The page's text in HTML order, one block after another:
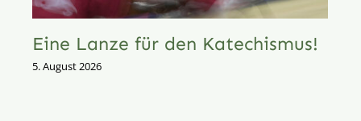
Eine Lanze für den Katechismus!
5. August 2026